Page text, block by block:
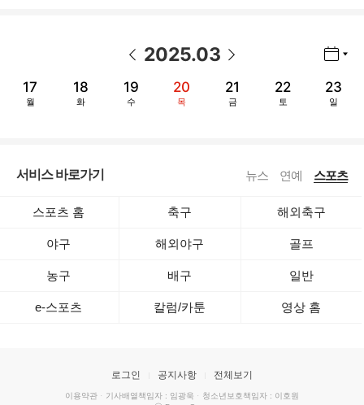
2025.03
17
월
18
화
19
수
20
목
21
금
22
토
23
일
서비스 바로가기 뉴스 연예 스포츠
스포츠 홈 축구 해외축구
야구 해외야구 골프
농구 배구 일반
e-스포츠 칼럼/카툰 영상 홈
로그인 공지사항 전체보기
이용약관 · 기사배열책임자 : 임광욱 · 청소년보호책임자 : 이호원